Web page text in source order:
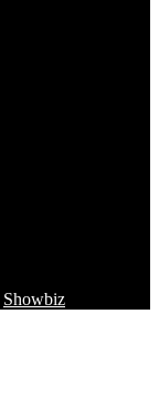
Showbiz